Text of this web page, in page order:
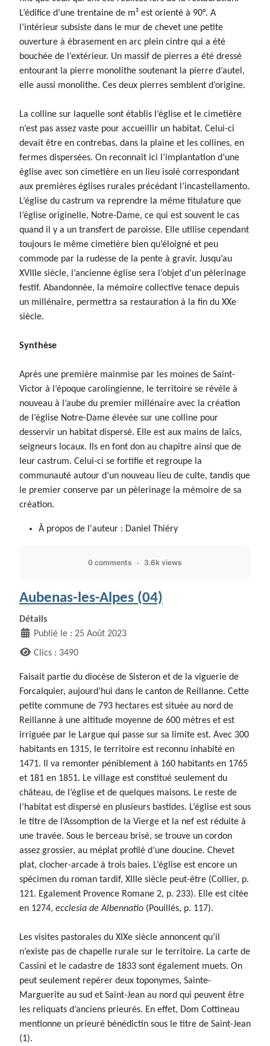
L’édifice d’une trentaine de m² est orienté à 90°. A
l’intérieur subsiste dans le mur de chevet une petite
ouverture à ébrasement en arc plein cintre qui a été
bouchée de l’extérieur. Un massif de pierres a été dressé
entourant la pierre monolithe soutenant la pierre d’autel,
elle aussi monolithe. Ces deux pierres semblent d’origine.
La colline sur laquelle sont établis l’église et le cimetière
n’est pas assez vaste pour accueillir un habitat. Celui-ci
devait être en contrebas, dans la plaine et les collines, en
fermes dispersées. On reconnaît ici l’implantation d’une
église avec son cimetière en un lieu isolé correspondant
aux premières églises rurales précédant l’incastellamento.
L’église du castrum va reprendre la même titulature que
l’église originelle, Notre-Dame, ce qui est souvent le cas
quand il y a un transfert de paroisse. Elle utilise cependant
toujours le même cimetière bien qu’éloigné et peu
commode par la rudesse de la pente à gravir. Jusqu’au
XVIIIe siècle, l’ancienne église sera l’objet d’un pèlerinage
festif. Abandonnée, la mémoire collective tenace depuis
un millénaire, permettra sa restauration à la fin du XXe
siècle.
Synthèse
Après une première mainmise par les moines de Saint-
Victor à l’époque carolingienne, le territoire se révèle à
nouveau à l’aube du premier millénaire avec la création
de l’église Notre-Dame élevée sur une colline pour
desservir un habitat dispersé. Elle est aux mains de laïcs,
seigneurs locaux. Ils en font don au chapitre ainsi que de
leur castrum. Celui-ci se fortifie et regroupe la
communauté autour d’un nouveau lieu de culte, tandis que
le premier conserve par un pèlerinage la mémoire de sa
création.
À propos de l'auteur : Daniel Thiéry
0 comments 3.6k views
Aubenas-les-Alpes (04)
Détails
Publié le : 25 Août 2023
Clics : 3490
Faisait partie du diocèse de Sisteron et de la viguerie de
Forcalquier, aujourd’hui dans le canton de Reillanne. Cette
petite commune de 793 hectares est située au nord de
Reillanne à une altitude moyenne de 600 mètres et est
irriguée par le Largue qui passe sur sa limite est. Avec 300
habitants en 1315, le territoire est reconnu inhabité en
1471. Il va remonter péniblement à 160 habitants en 1765
et 181 en 1851. Le village est constitué seulement du
château, de l’église et de quelques maisons. Le reste de
l’habitat est dispersé en plusieurs bastides. L’église est sous
le titre de l’Assomption de la Vierge et la nef est réduite à
une travée. Sous le berceau brisé, se trouve un cordon
assez grossier, au méplat profilé d’une doucine. Chevet
plat, clocher-arcade à trois baies. L’église est encore un
spécimen du roman tardif, XIIIe siècle peut-être (Collier, p.
121. Egalement Provence Romane 2, p. 233). Elle est citée
en 1274, ecclesia de Albennatio (Pouillés, p. 117).
Les visites pastorales du XIXe siècle annoncent qu’il
n’existe pas de chapelle rurale sur le territoire. La carte de
Cassini et le cadastre de 1833 sont également muets. On
peut seulement repérer deux toponymes, Sainte-
Marguerite au sud et Saint-Jean au nord qui peuvent être
les reliquats d’anciens prieurés. En effet, Dom Cottineau
mentionne un prieuré bénédictin sous le titre de Saint-Jean
(1).